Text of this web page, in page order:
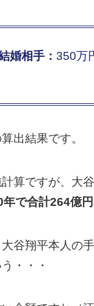
婚相手：350万
出結果です。
算ですが、大
年で合計264億円
谷翔平本人の手
・・・